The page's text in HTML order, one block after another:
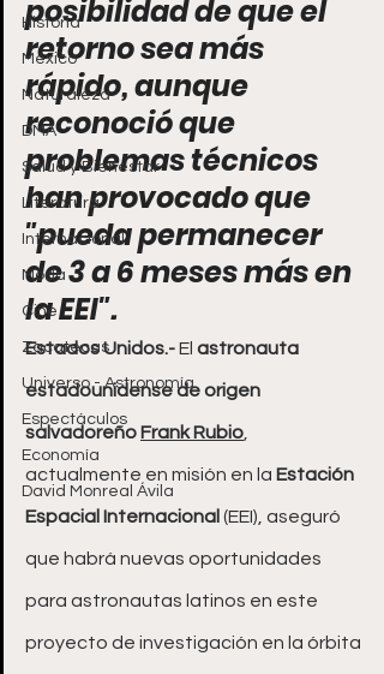
Historia
México
Naturaleza
DMA
Salud y Bienestar
Literatura
Internacional
Moda
Cine
Zacatecas
Universo - Astronomía
Espectáculos
Economía
David Monreal Ávila
posibilidad de que el
retorno sea más
rápido, aunque
reconoció que
problemas técnicos
han provocado que
"pueda permanecer
de 3 a 6 meses más en
la EEI".
Estados Unidos.- El astronauta
estadounidense de origen
salvadoreño Frank Rubio
actualmente en misión en la Estación
Espacial Internacional (EEI), aseguró
que habrá nuevas oportunidades
para astronautas latinos en este
proyecto de investigación en la órbita